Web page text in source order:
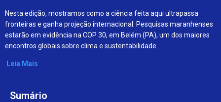
Nesta edição, mostramos como a ciência feita aqui ultrapassa
fronteiras e ganha projeção internacional. Pesquisas maranhenses
estarão em evidência na COP 30, em Belém (PA), um dos maiores
encontros globais sobre clima e sustentabilidade.
Leia Mais
Sumário